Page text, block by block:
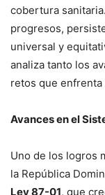
cobertura
progresos,
universal y
analiza tanto los
retos que
Avances en el
Uno de los logros
la República
Ley 87-01, que